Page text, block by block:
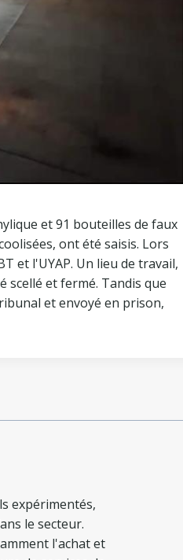
et 91 bouteilles de faux
ont été saisis. Lors
et l'UYAP. Un lieu de travail,
et fermé. Tandis que
et envoyé en prison,
expérimentés,
le secteur.
l'achat et